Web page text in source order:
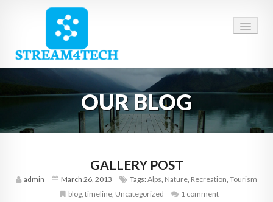
HOME
SERVICES
CONTACT
OUR BLOG
GALLERY POST
admin March 26, 2013 Tags:Alps Nature Recreation Tourism
blog timeline Uncategorized 1 comment